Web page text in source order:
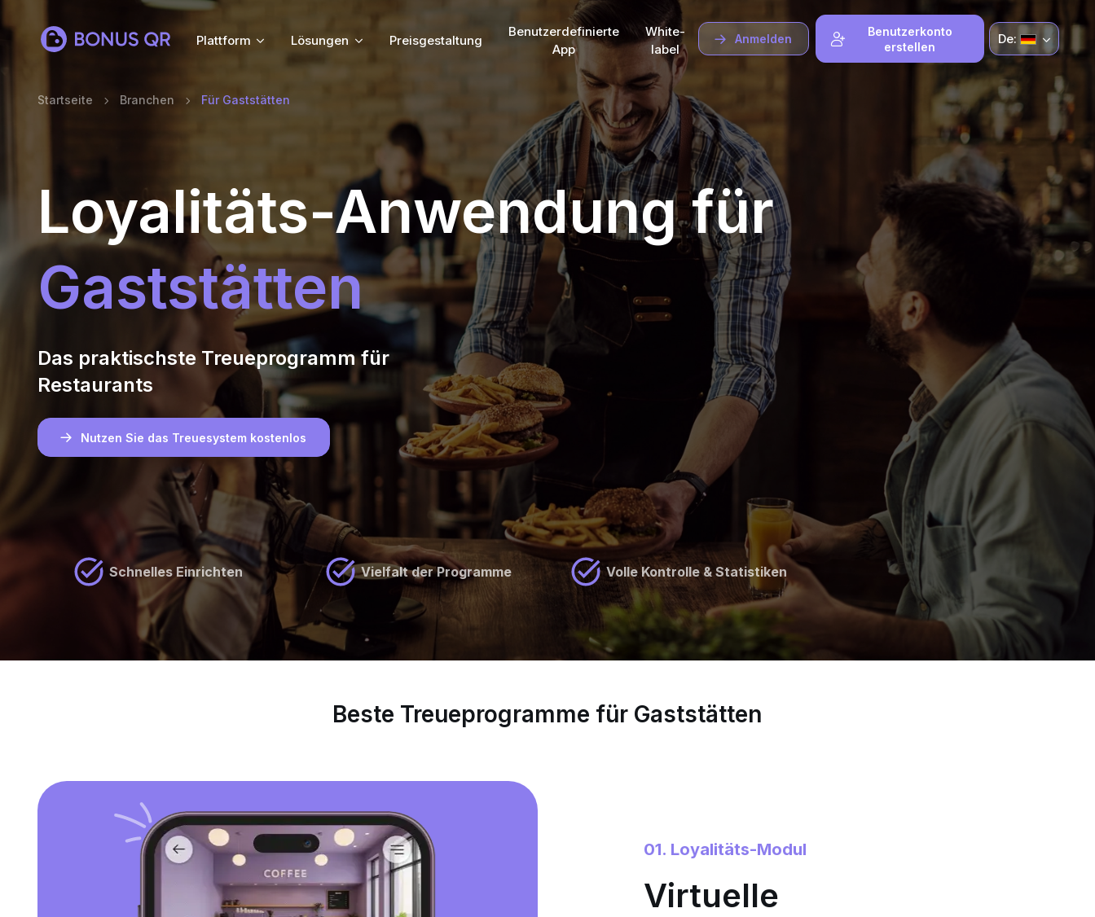
Anmelden
Benutzerkonto
erstellen
Plattform Lösungen Preisgestaltung
Benutzerdefinierte
App
White-
label
De:
Startseite Branchen Für Gaststätten
Loyalitäts-Anwendung für
Gaststätten
Das praktischste Treueprogramm für
Restaurants
Nutzen Sie das Treuesystem kostenlos
Schnelles Einrichten Vielfalt der Programme Volle Kontrolle & Statistiken
Beste Treueprogramme für Gaststätten
01. Loyalitäts-Modul
Virtuelle